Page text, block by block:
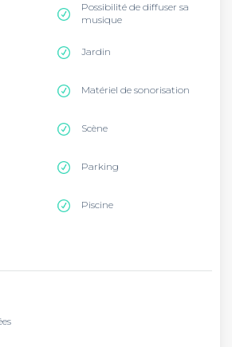
Possibilité de diffuser sa
musique
Jardin
Matériel de sonorisation
Scène
Parking
Piscine